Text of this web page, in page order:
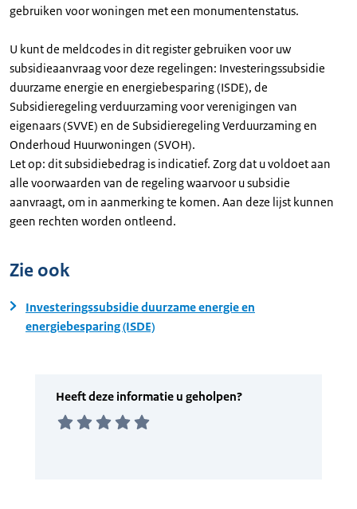
gebruiken voor woningen met een monumentenstatus.
U kunt de meldcodes in dit register gebruiken voor uw
subsidieaanvraag voor deze regelingen: Investeringssubsidie
duurzame energie en energiebesparing (ISDE), de
Subsidieregeling verduurzaming voor verenigingen van
eigenaars (SVVE) en de Subsidieregeling Verduurzaming en
Onderhoud Huurwoningen (SVOH).
Let op: dit subsidiebedrag is indicatief. Zorg dat u voldoet aan
alle voorwaarden van de regeling waarvoor u subsidie
aanvraagt, om in aanmerking te komen. Aan deze lijst kunnen
geen rechten worden ontleend.
Zie ook
Investeringssubsidie duurzame energie en
energiebesparing (ISDE)